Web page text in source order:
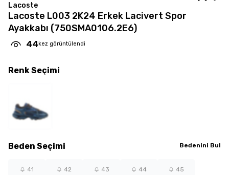
Lacoste
Lacoste L003 2K24 Erkek Lacivert Spor
Ayakkabı (750SMA0106.2E6)
44 kez görüntülendi
Beden Seçimi Bedenini Bul
41 42 43 44 45
RenkSeçimi